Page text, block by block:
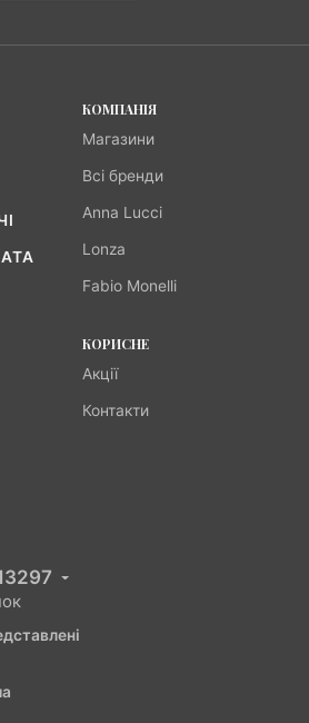
КОМПАНІЯ
Магазини
Всі бренди
Anna Lucci
Lonza
Fabio Monelli
КОРИСНЕ
Акції
Контакти